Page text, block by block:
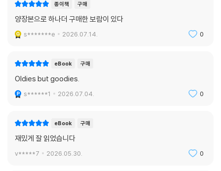
(2권, 496-497쪽)
『해변의 카프카』를 집필한 뒤 진행했던 인터뷰에서 무라카미 하루키는
어갔다는 그의 열정만큼이나 작품에는 공들여 읽지 않으면 놓치기 쉬운 요
소들이 숨어 있다.
작가의 의도와 문체, 서술 기법을 최대한 원형에 가깝게 되살려낸 전면 개
종이책 구매
양장본으로 하나더 구매한 보람이 있다
s*******e 2026.07.14. 0
eBook 구매
Oldies but goodies.
s******1 2026.07.04. 0
eBook 구매
재밌게 잘 읽었습니다
v*****7 2026.05.30. 0